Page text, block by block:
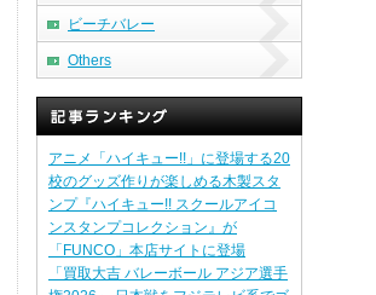
ビーチバレー
Others
アニメ「ハイキュー!!」に登場する20
校のグッズ作りが楽しめる木製スタ
ンプ『ハイキュー!! スクールアイコ
ンスタンプコレクション』が
「FUNCO」本店サイトに登場
「買取大吉 バレーボール アジア選手